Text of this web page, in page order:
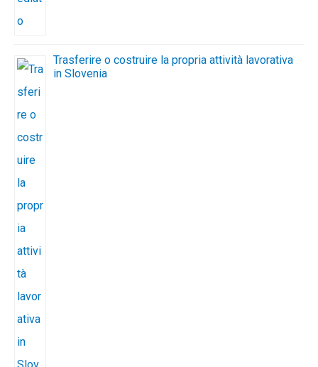
Trasferire o costruire la propria attività lavorativa
in Slovenia